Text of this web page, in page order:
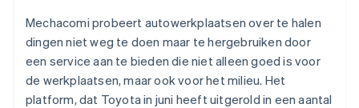
Mechacomi probeert autowerkplaatsen over te halen
dingen niet weg te doen maar te hergebruiken door
een service aan te bieden die niet alleen goed is voor
de werkplaatsen, maar ook voor het milieu. Het
platform, dat Toyota in juni heeft uitgerold in een aantal